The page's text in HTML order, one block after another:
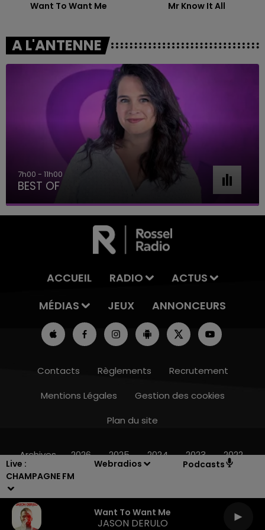
Live :
CHAMPAGNE FM
Webradios Podcasts
Want To Want Me
JASON DERULO
16h00 - 20h00
Want To Want Me Mr Know It All
A L'ANTENNE
7h00 - 11h00
BEST OF
ACCUEIL RADIO
ACTUS
MÉDIAS
JEUX ANNONCEURS
Contacts Règlements
Recrutement
Mentions Légales
Gestion des cookies
Plan du site
Archives 2026 2025 2024 2023 2022